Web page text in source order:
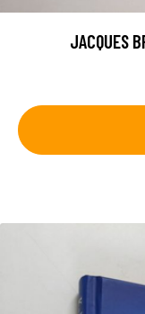
JACQUES